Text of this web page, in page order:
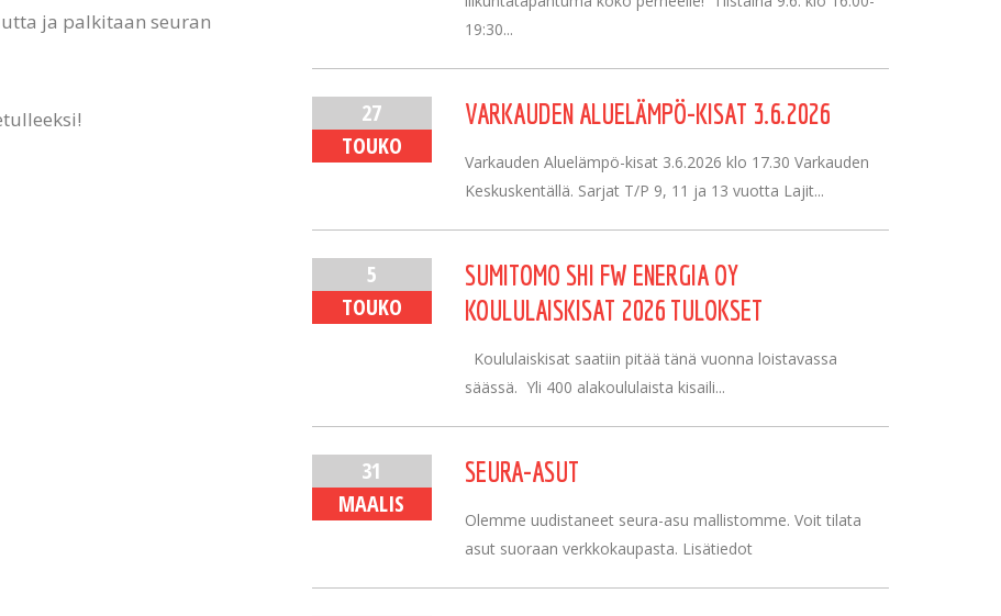
ja palkitaan seuran
19:30...
27
TOUKO
VARKAUDEN ALUELÄMPÖ-KISAT 3.6.2026
Varkauden Aluelämpö-kisat 3.6.2026 klo 17.30 Varkauden
Keskuskentällä. Sarjat T/P 9, 11 ja 13 vuotta Lajit...
5
TOUKO
SUMITOMO SHI FW ENERGIA OY
KOULULAISKISAT 2026 TULOKSET
Koululaiskisat saatiin pitää tänä vuonna loistavassa
säässä. Yli 400 alakoululaista kisaili...
31
MAALIS
SEURA-ASUT
Olemme uudistaneet seura-asu mallistomme. Voit tilata
asut suoraan verkkokaupasta. Lisätiedot